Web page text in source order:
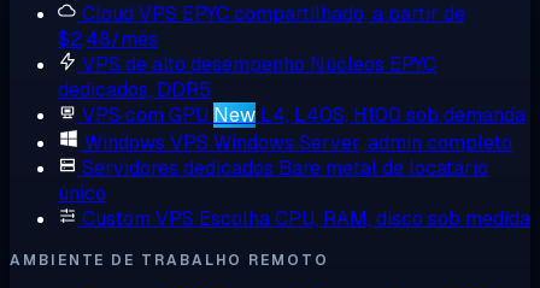
Cloud VPS EPYC compartilhado, a partir de
$2,48/mês
VPS de alto desempenho Núcleos EPYC
dedicados, DDR5
VPS com GPU New L4, L40S, H100 sob demanda
Windows VPS Windows Server, admin completo
Servidores dedicados Bare metal de locatário
único
Custom VPS Escolha CPU, RAM, disco sob medida
AMBIENTE DE TRABALHO REMOTO